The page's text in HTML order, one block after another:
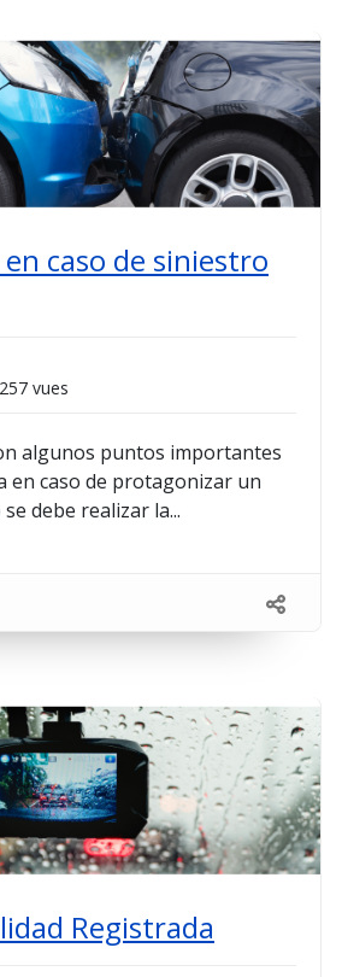
caso de siniestro
vues
algunos puntos importantes
en caso de protagonizar un
debe realizar la...
Registrada